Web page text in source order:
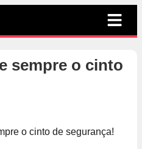
sempre o cinto